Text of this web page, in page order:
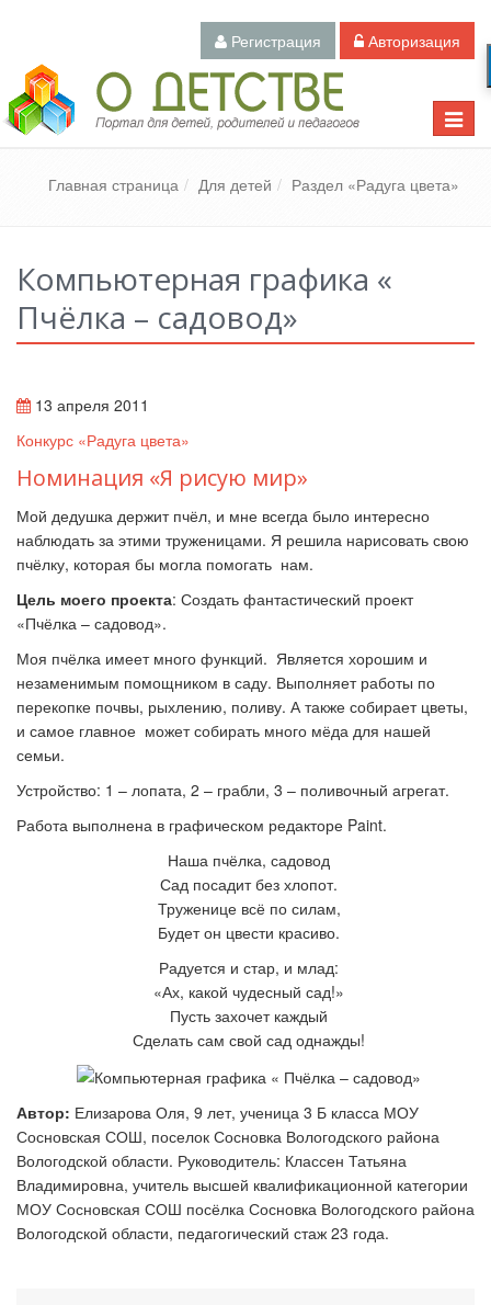
Регистрация Авторизация
Toggle
Педагогический портал «О детстве»
Главная страница Для детей Раздел «Радуга цвета»
Компьютерная графика «
Пчёлка – садовод»
13 апреля 2011
Конкурс «Радуга цвета»
Номинация «Я рисую мир»
Мой дедушка держит пчёл, и мне всегда было интересно
наблюдать за этими труженицами. Я решила нарисовать свою
пчёлку, которая бы могла помогать нам.
Цель моего проекта: Создать фантастический проект
«Пчёлка – садовод».
Моя пчёлка имеет много функций. Является хорошим и
незаменимым помощником в саду. Выполняет работы по
перекопке почвы, рыхлению, поливу. А также собирает цветы,
и самое главное может собирать много мёда для нашей
семьи.
Устройство: 1 – лопата, 2 – грабли, 3 – поливочный агрегат.
Работа выполнена в графическом редакторе Paint.
Наша пчёлка, садовод
Сад посадит без хлопот.
Труженице всё по силам,
Будет он цвести красиво.
Радуется и стар, и млад:
«Ах, какой чудесный сад!»
Пусть захочет каждый
Сделать сам свой сад однажды!
Автор: Елизарова Оля, 9 лет, ученица 3 Б класса МОУ
Сосновская СОШ, поселок Сосновка Вологодского района
Вологодской области. Руководитель: Классен Татьяна
Владимировна, учитель высшей квалификационной категории
МОУ Сосновская СОШ посёлка Сосновка Вологодского района
Вологодской области, педагогический стаж 23 года.